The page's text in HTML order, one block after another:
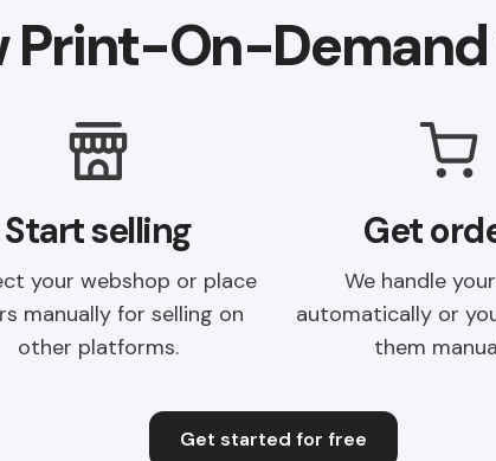
Print-On-
Start selling
your webshop or place
manually for selling on
other platforms.
Get
We handle
automatically or
them
Get started for free